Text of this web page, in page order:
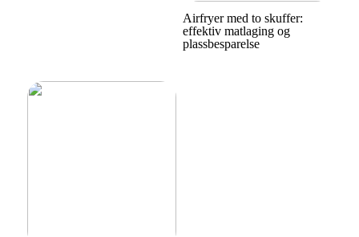
Airfryer med to skuffer:
effektiv matlaging og
plassbesparelse